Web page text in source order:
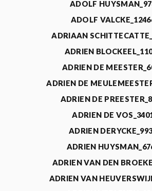
ADOLF
ADOLF
ADRIAAN
ADRIEN
ADRIEN DE
ADRIEN DE
ADRIEN DE
ADRIEN DE
ADRIEN
ADRIEN
ADRIEN VAN DEN
ADRIEN VAN